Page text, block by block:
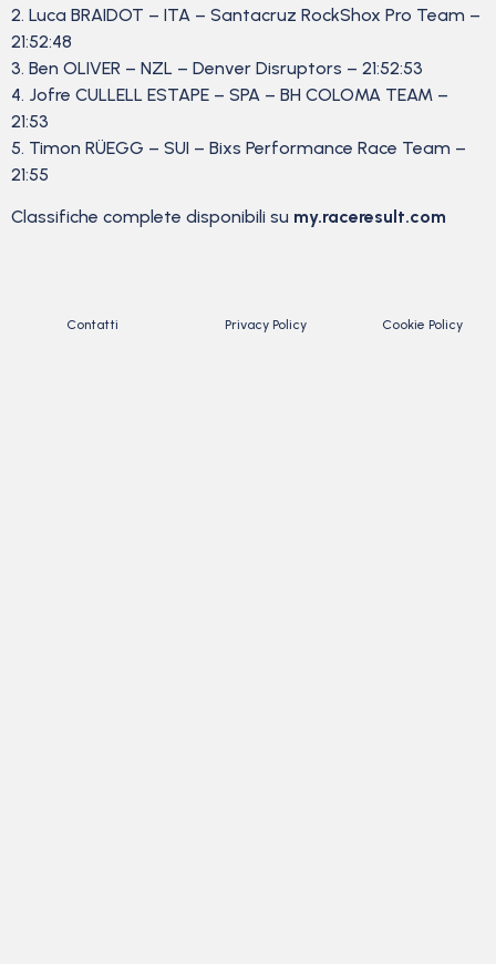
2. Luca BRAIDOT – ITA – Santacruz RockShox Pro Team –
21:52:48
3. Ben OLIVER – NZL – Denver Disruptors – 21:52:53
4. Jofre CULLELL ESTAPE – SPA – BH COLOMA TEAM –
21:53
5. Timon RÜEGG – SUI – Bixs Performance Race Team –
21:55
Classifiche complete disponibili su my.raceresult.com
Contatti Privacy Policy Cookie Policy